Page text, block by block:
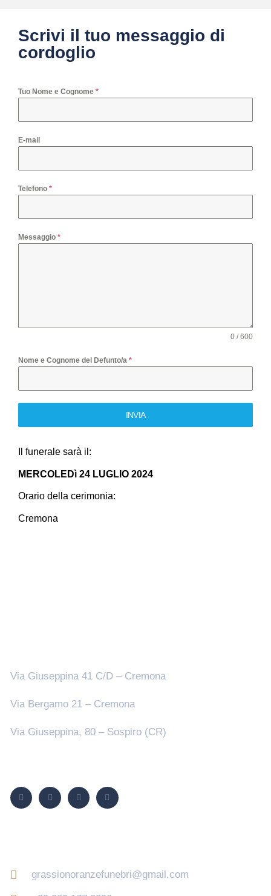
Scrivi il tuo messaggio di
cordoglio
Tuo Nome e Cognome *
E-mail
Telefono *
Messaggio *
0 / 600
Nome e Cognome del Defunto/a *
INVIA
Il funerale sarà il:
MERCOLEDì 24 LUGLIO 2024
Orario della cerimonia:
Cremona
Via Giuseppina 41 C/D – Cremona
Via Bergamo 21 – Cremona
Via Giuseppina, 80 – Sospiro (CR)
grassionoranzefunebri@gmail.com